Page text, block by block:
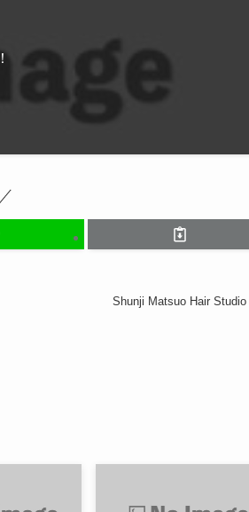
Shunji Matsuo Hair Studio